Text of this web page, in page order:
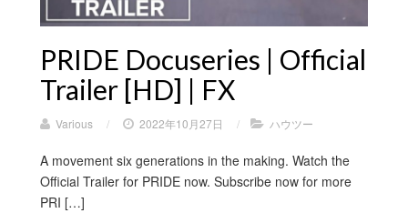
PRIDE Docuseries | Official
Trailer [HD] | FX
Various / 2022年10月27日 / ハウツー
A movement six generations in the making. Watch the
Official Trailer for PRIDE now. Subscribe now for more
PRI […]